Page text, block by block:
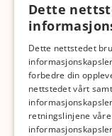
Med forbehold om skrive- og
Dette
Dette nettstedet
forbedre din
nettstedet vårt
retningslinjene